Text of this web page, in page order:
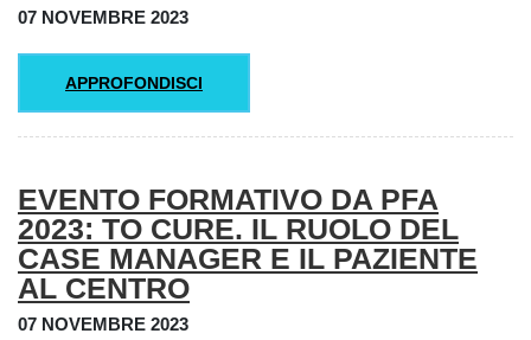
07 NOVEMBRE 2023
APPROFONDISCI
EVENTO FORMATIVO DA PFA
2023: TO CURE. IL RUOLO DEL
CASE MANAGER E IL PAZIENTE
AL CENTRO
07 NOVEMBRE 2023